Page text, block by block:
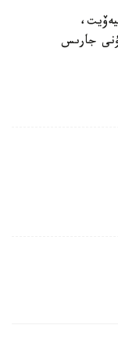
ريابەتس جەڭىلىپ قالدى. 29 - شىلدە كۇنى جارىس